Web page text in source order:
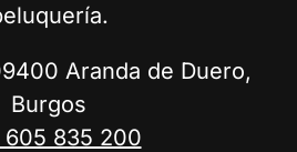
Aranda de Duero,
Burgos
605 835 200